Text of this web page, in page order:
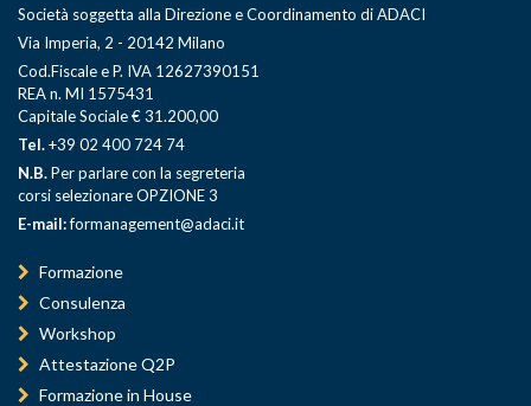
Società soggetta alla Direzione e Coordinamento di ADACI
Via Imperia, 2 - 20142 Milano
Cod.Fiscale e P. IVA 12627390151
REA n. MI 1575431
Capitale Sociale € 31.200,00
Tel.+39 02 400 724 74
N.B.Per parlare con la segreteria
corsi selezionare OPZIONE 3
E-mail:formanagement@adaci.it
Formazione
Consulenza
Workshop
Attestazione Q2P
Formazione in House